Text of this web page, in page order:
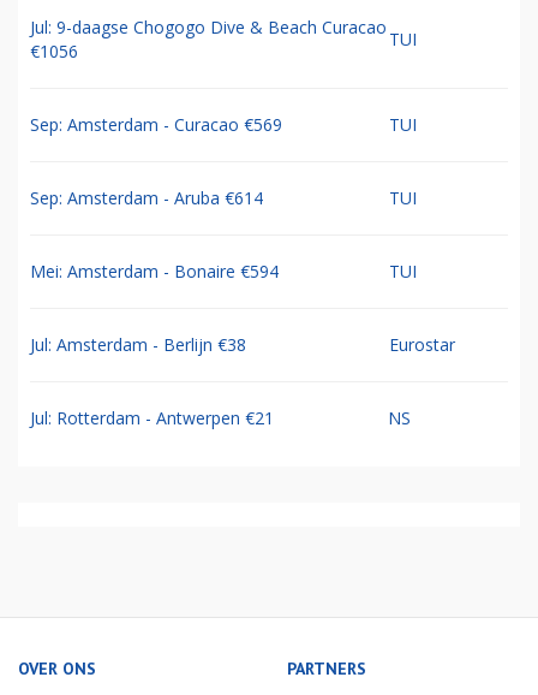
Jul: 9-daagse Chogogo Dive & Beach Curacao
€1056
TUI
Sep: Amsterdam - Curacao €569 TUI
Sep: Amsterdam - Aruba €614 TUI
Mei: Amsterdam - Bonaire €594 TUI
Jul: Amsterdam - Berlijn €38 Eurostar
Jul: Rotterdam - Antwerpen €21 NS
OVER ONS PARTNERS